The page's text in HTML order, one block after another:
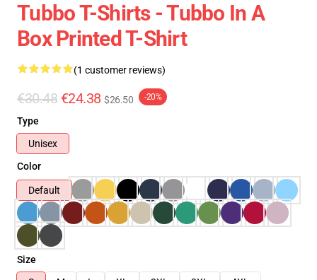
Tubbo T-Shirts - Tubbo In A
Box Printed T-Shirt
(1 customer reviews)
€30.48 €24.38 $26.50 -20%
Type
Unisex
Color
Default
Size